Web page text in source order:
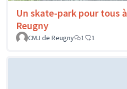
Un skate-park pour tous à
Reugny
CMJ de Reugny
1 1